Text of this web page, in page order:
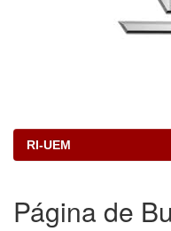
RI-UEM
Página de